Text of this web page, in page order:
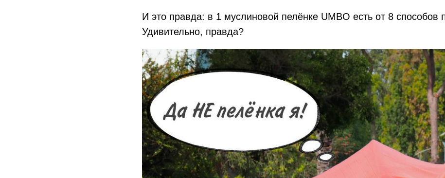
И это правда: в 1 муслиновой пелёнке UMBO есть от 8 способов
Удивительно, правда?